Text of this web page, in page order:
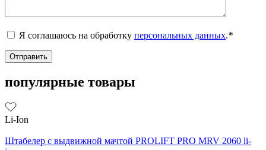
Я соглашаюсь на обработку персональных данных.*
популярные товары
Li-Ion
Штабелер с выдвижной мачтой PROLIFT PRO MRV 2060 li-